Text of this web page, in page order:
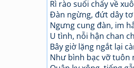
Rì rào suối chẩy về
Đàn ngừng, đứt dây
Ngưng cung đàn, im
U tình, nỗi hận chan
Bây giờ lặng ngắt lại
Như bình bạc vỡ tuôn